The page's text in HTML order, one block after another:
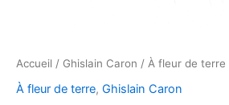
Accueil / Ghislain Caron / À fleur de terre
À fleur de terre, Ghislain Caron